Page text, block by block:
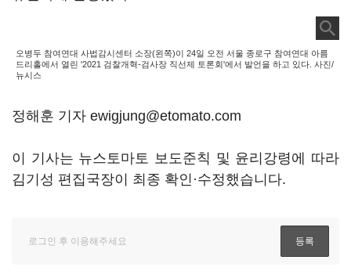
오병두 참여연대 사법감시센터 소장(왼쪽)이 24일 오전 서울 종로구 참여연대 아름
드리홀에서 열린 '2021 검찰개혁-검사장 직선제 토론회'에서 발언을 하고 있다. 사진/
뉴시스
정해훈 기자 ewigjung@etomato.com
이 기사는 뉴스토마토 보도준칙 및 윤리강령에 따라
김기성 편집국장이 최종 확인·수정했습니다.